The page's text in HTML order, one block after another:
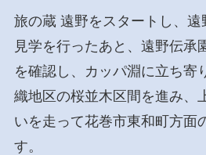
旅の蔵 遠野をスタートし、遠
見学を行ったあと、遠野伝承
を確認し、カッパ淵に立ち寄
織地区の桜並木区間を進み、
いを走って花巻市東和町方面
す。